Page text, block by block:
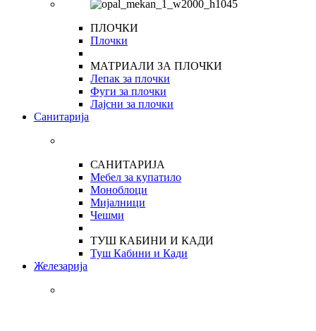
ПЛОЧКИ
Плочки
МАТРИАЛИ ЗА ПЛОЧКИ
Лепак за плочки
Фуги за плочки
Лајсни за плочки
Санитарија
САНИТАРИЈА
Мебел за купатило
Моноблоци
Мијалници
Чешми
ТУШ КАБИНИ И КАДИ
Туш Кабини и Кади
Железарија